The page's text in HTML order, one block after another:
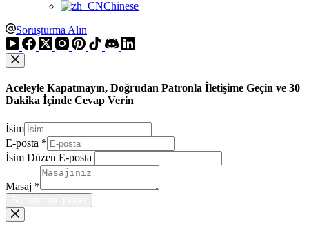
Chinese
Soruşturma Alın
Aceleyle Kapatmayın, Doğrudan Patronla İletişime Geçin ve 30
Dakika İçinde Cevap Verin
İsim
E-posta *
İsim Düzen E-posta
Masaj *